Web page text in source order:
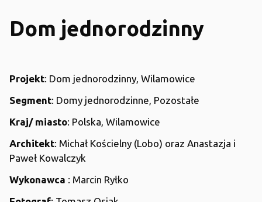
Dom jednorodzinny
Projekt: Dom jednorodzinny, Wilamowice
Segment: Domy jednorodzinne, Pozostałe
Kraj/ miasto: Polska, Wilamowice
Architekt: Michał Kościelny (Lobo) oraz Anastazja i
Paweł Kowalczyk
Wykonawca : Marcin Ryłko